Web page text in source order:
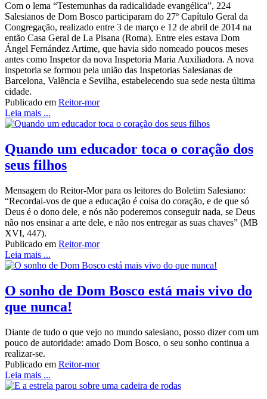
Com o lema “Testemunhas da radicalidade evangélica”, 224
Salesianos de Dom Bosco participaram do 27º Capítulo Geral da
Congregação, realizado entre 3 de março e 12 de abril de 2014 na
então Casa Geral de La Pisana (Roma). Entre eles estava Dom
Ángel Fernández Artime, que havia sido nomeado poucos meses
antes como Inspetor da nova Inspetoria Maria Auxiliadora. A nova
inspetoria se formou pela união das Inspetorias Salesianas de
Barcelona, Valência e Sevilha, estabelecendo sua sede nesta última
cidade.
Publicado em Reitor-mor
Leia mais ...
Quando um educador toca o coração dos
seus filhos
Mensagem do Reitor-Mor para os leitores do Boletim Salesiano:
“Recordai-vos de que a educação é coisa do coração, e de que só
Deus é o dono dele, e nós não poderemos conseguir nada, se Deus
não nos ensinar a arte dele, e não nos entregar as suas chaves” (MB
XVI, 447).
Publicado em Reitor-mor
Leia mais ...
O sonho de Dom Bosco está mais vivo do
que nunca!
Diante de tudo o que vejo no mundo salesiano, posso dizer com um
pouco de autoridade: amado Dom Bosco, o seu sonho continua a
realizar-se.
Publicado em Reitor-mor
Leia mais ...